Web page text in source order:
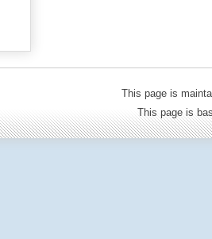
This page is
This page is